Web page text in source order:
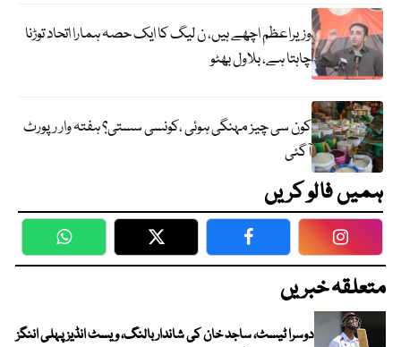
وزیراعظم اچھے ہیں، ن لیگ کا ایک حصہ ہمارا اتحاد توڑنا
چاہتا ہے، بلاول بھٹو
کون سی چیز مہنگی ہوئی ،کونسی سستی؟ ہفتہ وار رپورٹ
آگئی
ہمیں فالو کریں
WhatsApp Twitter Facebook
متعلقہ خبریں
دوسرا ٹیسٹ، ساجد خان کی شاندار بالنگ، ویسٹ انڈیز پہلی اننگز